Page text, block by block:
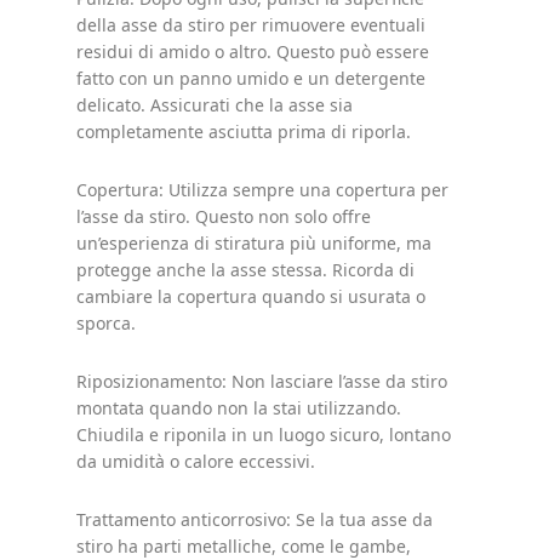
della asse da stiro per rimuovere eventuali
residui di amido o altro. Questo può essere
fatto con un panno umido e un detergente
delicato. Assicurati che la asse sia
completamente asciutta prima di riporla.
Copertura: Utilizza sempre una copertura per
l’asse da stiro. Questo non solo offre
un’esperienza di stiratura più uniforme, ma
protegge anche la asse stessa. Ricorda di
cambiare la copertura quando si usurata o
sporca.
Riposizionamento: Non lasciare l’asse da stiro
montata quando non la stai utilizzando.
Chiudila e riponila in un luogo sicuro, lontano
da umidità o calore eccessivi.
Trattamento anticorrosivo: Se la tua asse da
stiro ha parti metalliche, come le gambe,